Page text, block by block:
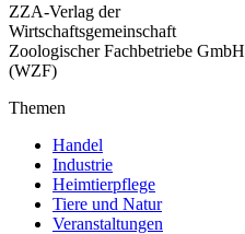
ZZA-Verlag der
Wirtschaftsgemeinschaft
Zoologischer Fachbetriebe GmbH
(WZF)
Themen
Handel
Industrie
Heimtierpflege
Tiere und Natur
Veranstaltungen